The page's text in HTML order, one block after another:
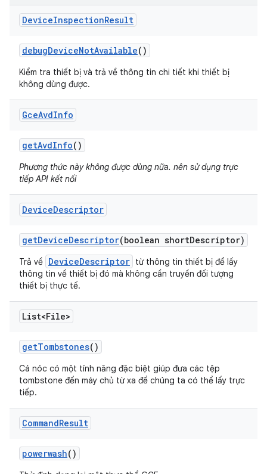
DeviceInspectionResult
debugDeviceNotAvailable()
Kiểm tra thiết bị và trả về thông tin chi tiết khi thiết bị
không dùng được.
GceAvdInfo
getAvdInfo()
Phương thức này không được dùng nữa. nên sử dụng trực
tiếp API kết nối
DeviceDescriptor
getDeviceDescriptor(boolean shortDescriptor)
Trả về DeviceDescriptor từ thông tin thiết bị để lấy
thông tin về thiết bị đó mà không cần truyền đối tượng
thiết bị thực tế.
List<File>
getTombstones()
Cá nóc có một tính năng đặc biệt giúp đưa các tệp
tombstone đến máy chủ từ xa để chúng ta có thể lấy trực
tiếp.
CommandResult
powerwash()